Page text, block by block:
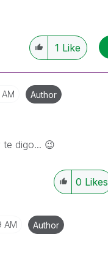
1 Like
AM Author
digo... 😉
0 Likes
AM Author